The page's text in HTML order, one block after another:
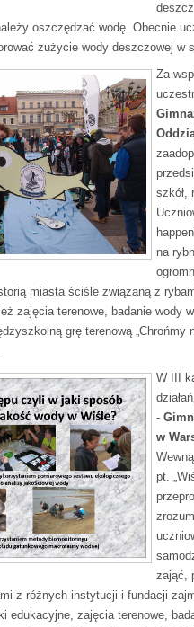
oszczędzać wodę. Obecnie
zużycie wody deszczowej w
Za
szkół,
na
miasta ściśle związaną z
zajęcia terenowe, badanie wody
grę terenową „Chrońmy
W III
-
w
pt.
zająć,
z różnych instytucji i fundacji
edukacyjne, zajęcia terenowe,